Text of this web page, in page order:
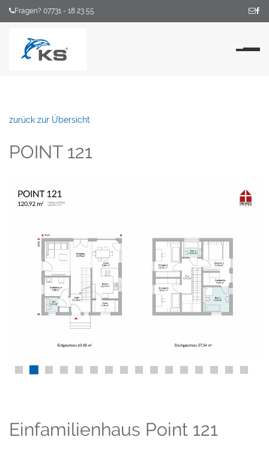
Fragen? 07731 - 18 23 55
zurück zur Übersicht
POINT 121
Einfamilienhaus Point 121